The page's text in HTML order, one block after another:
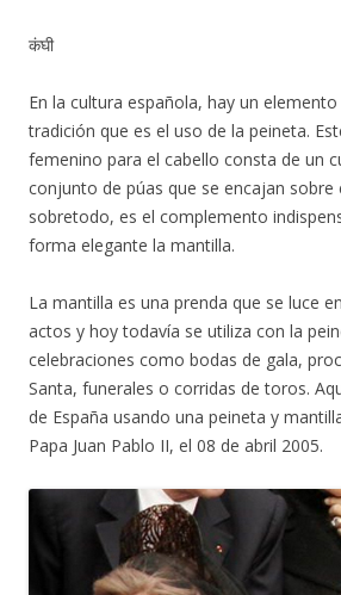
कंघी
En la cultura española, hay un
tradición que es el uso de la peineta.
femenino para el cabello consta de un
conjunto de púas que se encajan sobre
sobretodo, es el complemento
forma elegante la mantilla.
La mantilla es una prenda que se luce
actos y hoy todavía se utiliza con la
celebraciones como bodas de gala,
Santa, funerales o corridas de toros.
de España usando una peineta y
Papa Juan Pablo II, el 08 de abril 2005.